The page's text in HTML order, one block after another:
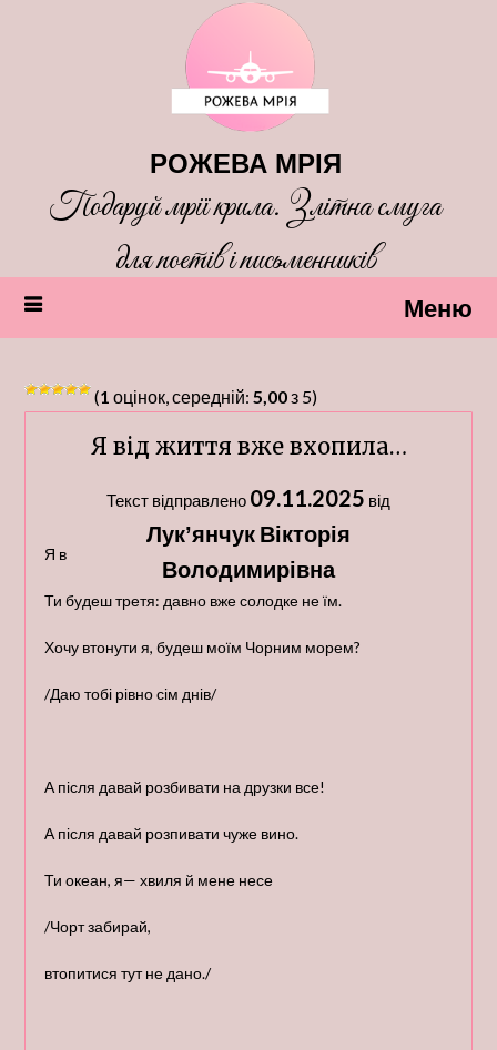
РОЖЕВА МРІЯ
Подаруй мрії крила. Злітна смуга
для поетів і письменників
Меню
(1 оцінок, середній:5,00з 5)
Я від життя вже вхопила…
Текст відправлено 09.11.2025 від
Лукʼянчук Вікторія
Володимирівна
Я від життя вже вхопила дві склянки солі,
Ти будеш третя: давно вже солодке не їм.
Хочу втонути я, будеш моїм Чорним морем?
/Даю тобі рівно сім днів/
А після давай розбивати на друзки все!
А після давай розпивати чуже вино.
Ти океан, я— хвиля й мене несе
/Чорт забирай,
втопитися тут не дано./